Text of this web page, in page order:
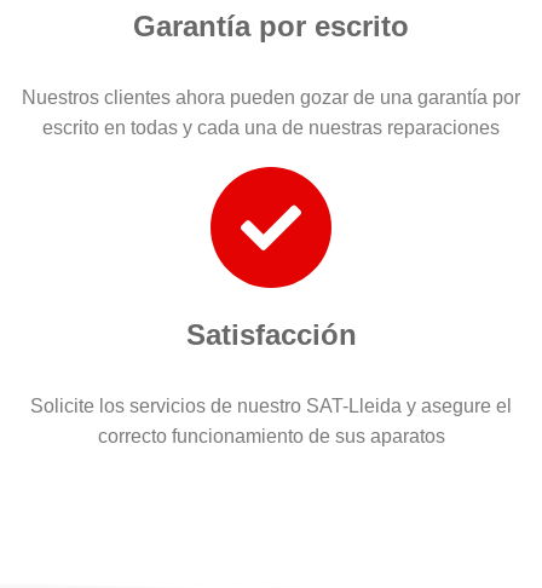
Garantía por escrito
Nuestros clientes ahora pueden gozar de una garantía por
escrito en todas y cada una de nuestras reparaciones
Satisfacción
Solicite los servicios de nuestro SAT-Lleida y asegure el
correcto funcionamiento de sus aparatos